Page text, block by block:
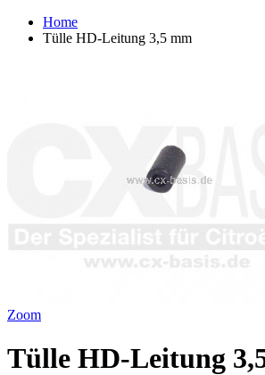
Home
Tülle HD-Leitung 3,5 mm
Zoom
Tülle HD-Leitung